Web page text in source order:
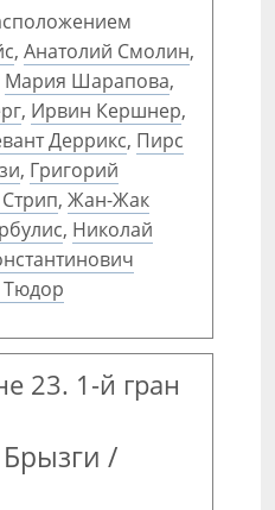
, Анатолий Смолин,
Мария Шарапова,
, Ирвин Кершнер,
Деррикс, Пирс
, Григорий
, Жан-Жак
, Николай
Тюдор
23. 1-й гран
/